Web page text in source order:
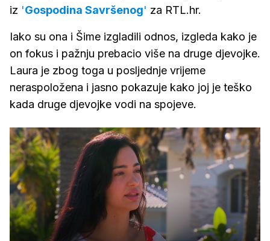
iz 'Gospodina Savršenog' za RTL.hr.
Iako su ona i Šime izgladili odnos, izgleda kako je
on fokus i pažnju prebacio više na druge djevojke.
Laura je zbog toga u posljednje vrijeme
neraspoložena i jasno pokazuje kako joj je teško
kada druge djevojke vodi na spojeve.